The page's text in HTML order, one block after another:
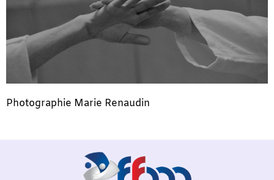
Photographie Marie Renaudin